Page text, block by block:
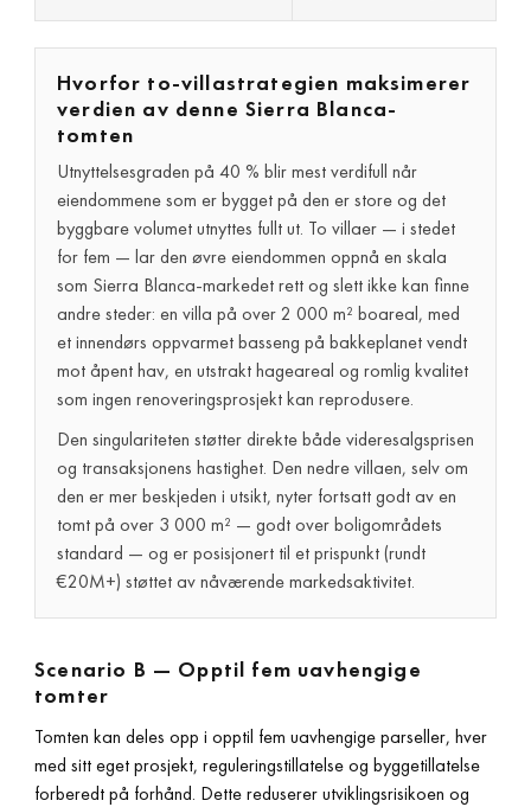
Hvorfor to-villastrategien maksimerer
verdien av denne Sierra Blanca-
tomten
Utnyttelsesgraden på 40 % blir mest verdifull når
eiendommene som er bygget på den er store og det
byggbare volumet utnyttes fullt ut. To villaer — i stedet
for fem — lar den øvre eiendommen oppnå en skala
som Sierra Blanca-markedet rett og slett ikke kan finne
andre steder: en villa på over 2 000 m² boareal, med
et innendørs oppvarmet basseng på bakkeplanet vendt
mot åpent hav, en utstrakt hageareal og romlig kvalitet
som ingen renoveringsprosjekt kan reprodusere.
Den singulariteten støtter direkte både videresalgsprisen
og transaksjonens hastighet. Den nedre villaen, selv om
den er mer beskjeden i utsikt, nyter fortsatt godt av en
tomt på over 3 000 m² — godt over boligområdets
standard — og er posisjonert til et prispunkt (rundt
€20M+) støttet av nåværende markedsaktivitet.
Scenario B — Opptil fem uavhengige
tomter
Tomten kan deles opp i opptil fem uavhengige parseller, hver
med sitt eget prosjekt, reguleringstillatelse og byggetillatelse
forberedt på forhånd. Dette reduserer utviklingsrisikoen og